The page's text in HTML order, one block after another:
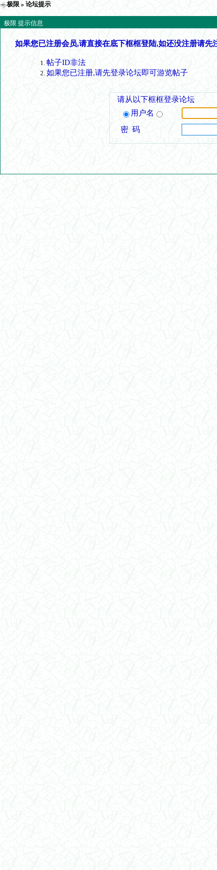
极限 » 论坛提示
极限 提示信息
如果您已注册会员,请直接在底下框框登陆,如还没注册请先
帖子ID非法
如果您已注册,请先登录论坛即可游览帖子
请从以下框框登录论坛
用户名
密 码